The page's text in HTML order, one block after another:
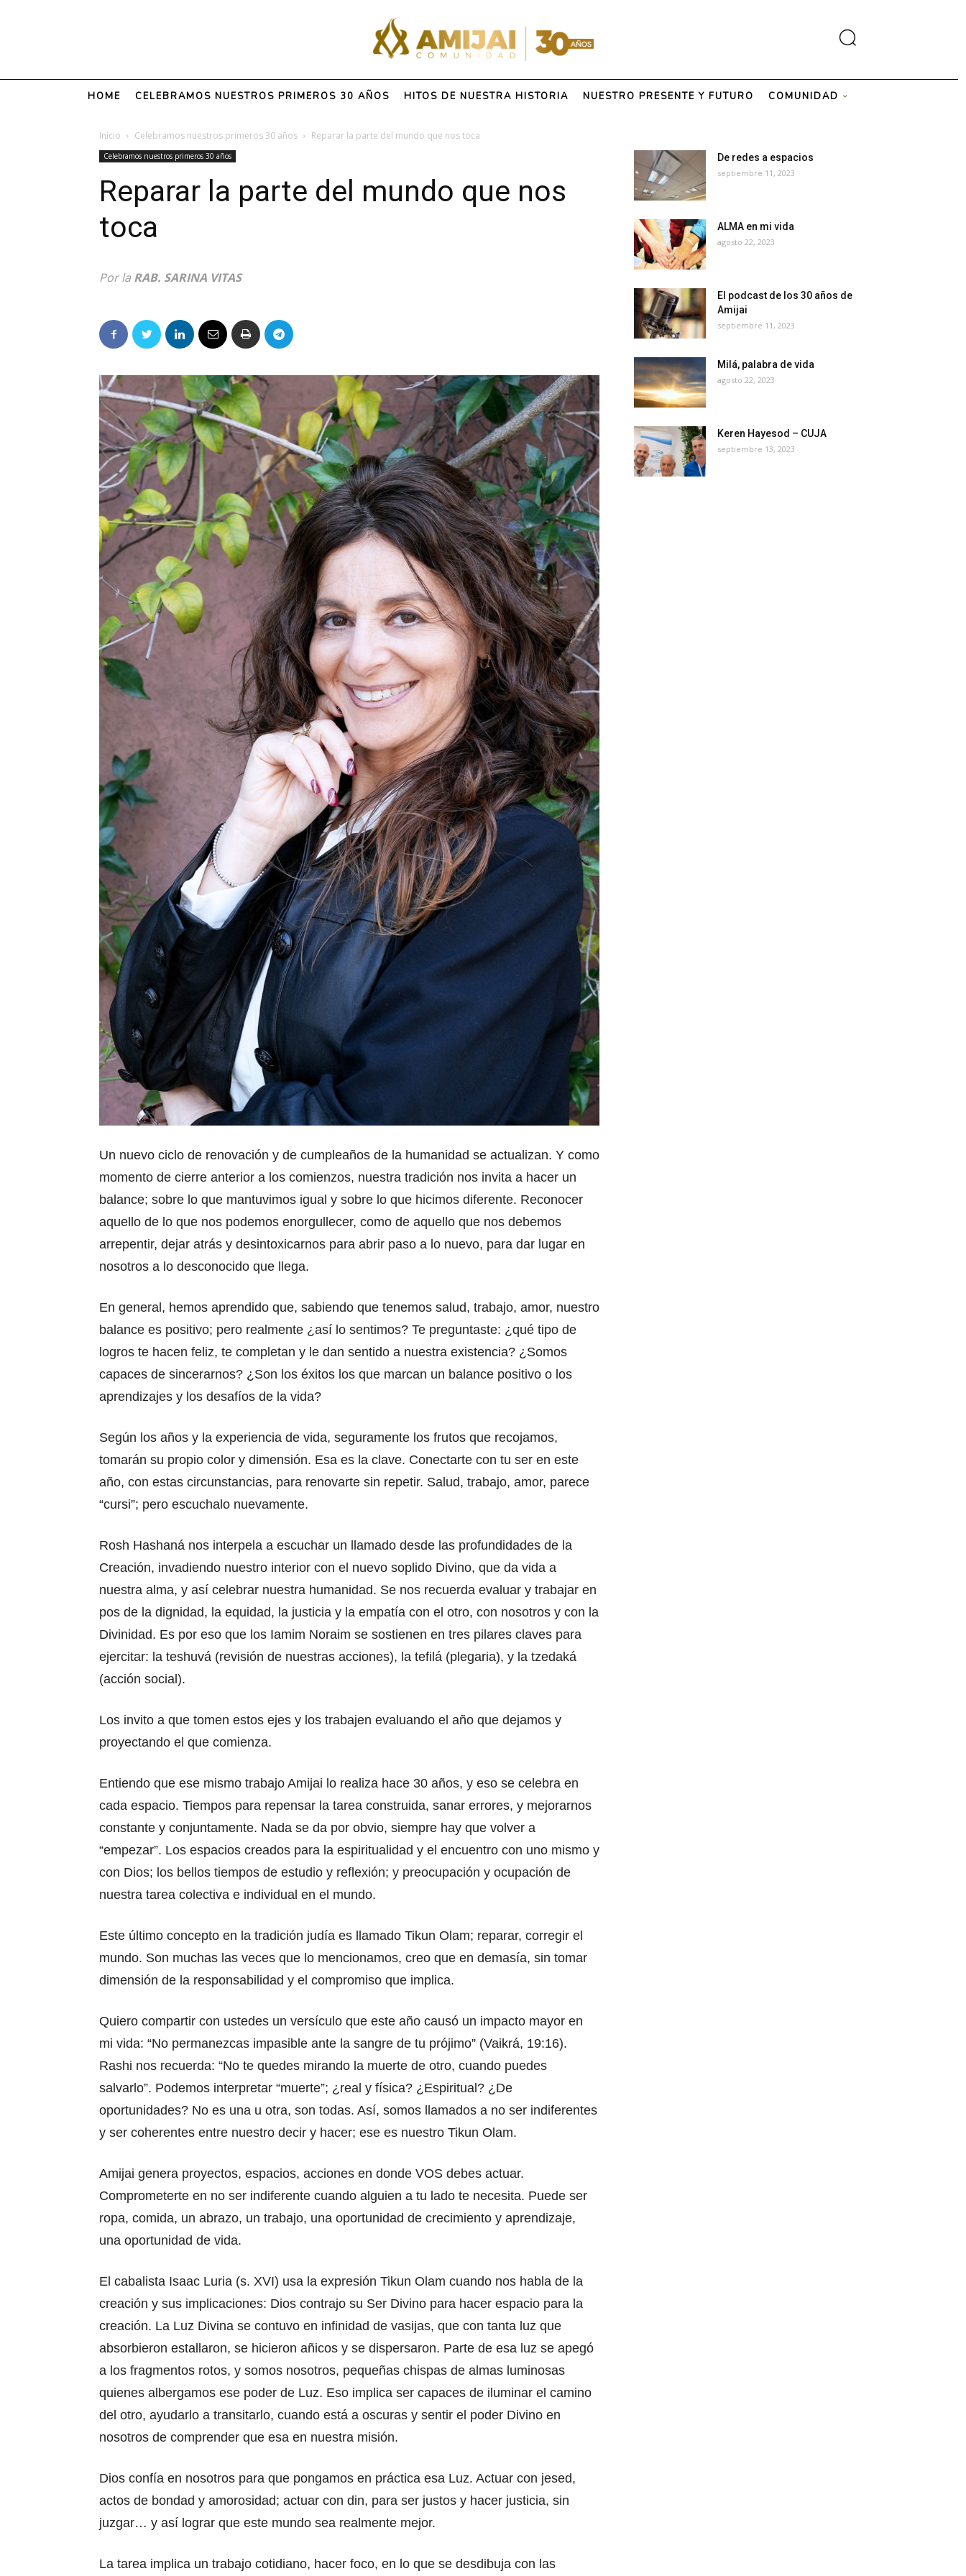
HOME CELEBRAMOS NUESTROS PRIMEROS 30 AÑOS HITOS DE NUESTRA HISTORIA NUESTRO PRESENTE Y FUTURO COMUNIDAD
Inicio Celebramos nuestros primeros 30 años Reparar la parte del mundo que nos toca
Celebramos nuestros primeros 30 años
Reparar la parte del mundo que nos
toca
Por la RAB. SARINA VITAS
Un nuevo ciclo de renovación y de cumpleaños de la humanidad se actualizan. Y como
momento de cierre anterior a los comienzos, nuestra tradición nos invita a hacer un
balance; sobre lo que mantuvimos igual y sobre lo que hicimos diferente. Reconocer
aquello de lo que nos podemos enorgullecer, como de aquello que nos debemos
arrepentir, dejar atrás y desintoxicarnos para abrir paso a lo nuevo, para dar lugar en
nosotros a lo desconocido que llega.
En general, hemos aprendido que, sabiendo que tenemos salud, trabajo, amor, nuestro
balance es positivo; pero realmente ¿así lo sentimos? Te preguntaste: ¿qué tipo de
logros te hacen feliz, te completan y le dan sentido a nuestra existencia? ¿Somos
capaces de sincerarnos? ¿Son los éxitos los que marcan un balance positivo o los
aprendizajes y los desafíos de la vida?
Según los años y la experiencia de vida, seguramente los frutos que recojamos,
tomarán su propio color y dimensión. Esa es la clave. Conectarte con tu ser en este
año, con estas circunstancias, para renovarte sin repetir. Salud, trabajo, amor, parece
“cursi”; pero escuchalo nuevamente.
Rosh Hashaná nos interpela a escuchar un llamado desde las profundidades de la
Creación, invadiendo nuestro interior con el nuevo soplido Divino, que da vida a
nuestra alma, y así celebrar nuestra humanidad. Se nos recuerda evaluar y trabajar en
pos de la dignidad, la equidad, la justicia y la empatía con el otro, con nosotros y con la
Divinidad. Es por eso que los Iamim Noraim se sostienen en tres pilares claves para
ejercitar: la teshuvá (revisión de nuestras acciones), la tefilá (plegaria), y la tzedaká
(acción social).
Los invito a que tomen estos ejes y los trabajen evaluando el año que dejamos y
proyectando el que comienza.
Entiendo que ese mismo trabajo Amijai lo realiza hace 30 años, y eso se celebra en
cada espacio. Tiempos para repensar la tarea construida, sanar errores, y mejorarnos
constante y conjuntamente. Nada se da por obvio, siempre hay que volver a
“empezar”. Los espacios creados para la espiritualidad y el encuentro con uno mismo y
con Dios; los bellos tiempos de estudio y reflexión; y preocupación y ocupación de
nuestra tarea colectiva e individual en el mundo.
Este último concepto en la tradición judía es llamado Tikun Olam; reparar, corregir el
mundo. Son muchas las veces que lo mencionamos, creo que en demasía, sin tomar
dimensión de la responsabilidad y el compromiso que implica.
Quiero compartir con ustedes un versículo que este año causó un impacto mayor en
mi vida: “No permanezcas impasible ante la sangre de tu prójimo” (Vaikrá, 19:16).
Rashi nos recuerda: “No te quedes mirando la muerte de otro, cuando puedes
salvarlo”. Podemos interpretar “muerte”; ¿real y física? ¿Espiritual? ¿De
oportunidades? No es una u otra, son todas. Así, somos llamados a no ser indiferentes
y ser coherentes entre nuestro decir y hacer; ese es nuestro Tikun Olam.
Amijai genera proyectos, espacios, acciones en donde VOS debes actuar.
Comprometerte en no ser indiferente cuando alguien a tu lado te necesita. Puede ser
ropa, comida, un abrazo, un trabajo, una oportunidad de crecimiento y aprendizaje,
una oportunidad de vida.
El cabalista Isaac Luria (s. XVI) usa la expresión Tikun Olam cuando nos habla de la
creación y sus implicaciones: Dios contrajo su Ser Divino para hacer espacio para la
creación. La Luz Divina se contuvo en infinidad de vasijas, que con tanta luz que
absorbieron estallaron, se hicieron añicos y se dispersaron. Parte de esa luz se apegó
a los fragmentos rotos, y somos nosotros, pequeñas chispas de almas luminosas
quienes albergamos ese poder de Luz. Eso implica ser capaces de iluminar el camino
del otro, ayudarlo a transitarlo, cuando está a oscuras y sentir el poder Divino en
nosotros de comprender que esa en nuestra misión.
Dios confía en nosotros para que pongamos en práctica esa Luz. Actuar con jesed,
actos de bondad y amorosidad; actuar con din, para ser justos y hacer justicia, sin
juzgar… y así lograr que este mundo sea realmente mejor.
La tarea implica un trabajo cotidiano, hacer foco, en lo que se desdibuja con las
De redes a espacios
septiembre 11, 2023
ALMA en mi vida
agosto 22, 2023
El podcast de los 30 años de
Amijai
septiembre 11, 2023
Milá, palabra de vida
agosto 22, 2023
Keren Hayesod – CUJA
septiembre 13, 2023